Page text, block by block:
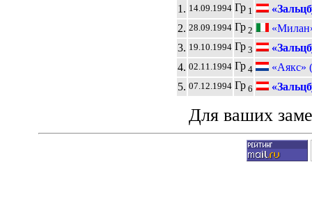
1. 14.09.1994 Гр 1
2. 28.09.1994 Гр 2
3. 19.10.1994 Гр 3
4. 02.11.1994 Гр 4
«Аякс»
5. 07.12.1994 Гр 6
Для ваших